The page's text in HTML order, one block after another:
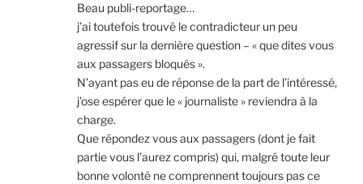
Beau publi-reportage…
j’ai toutefois trouvé le contradicteur un peu
agressif sur la dernière question – « que dites vous
aux passagers bloqués ».
N’ayant pas eu de réponse de la part de l’intéressé,
j’ose espérer que le « journaliste » reviendra à la
charge.
Que répondez vous aux passagers (dont je fait
partie vous l’aurez compris) qui, malgré toute leur
bonne volonté ne comprennent toujours pas ce